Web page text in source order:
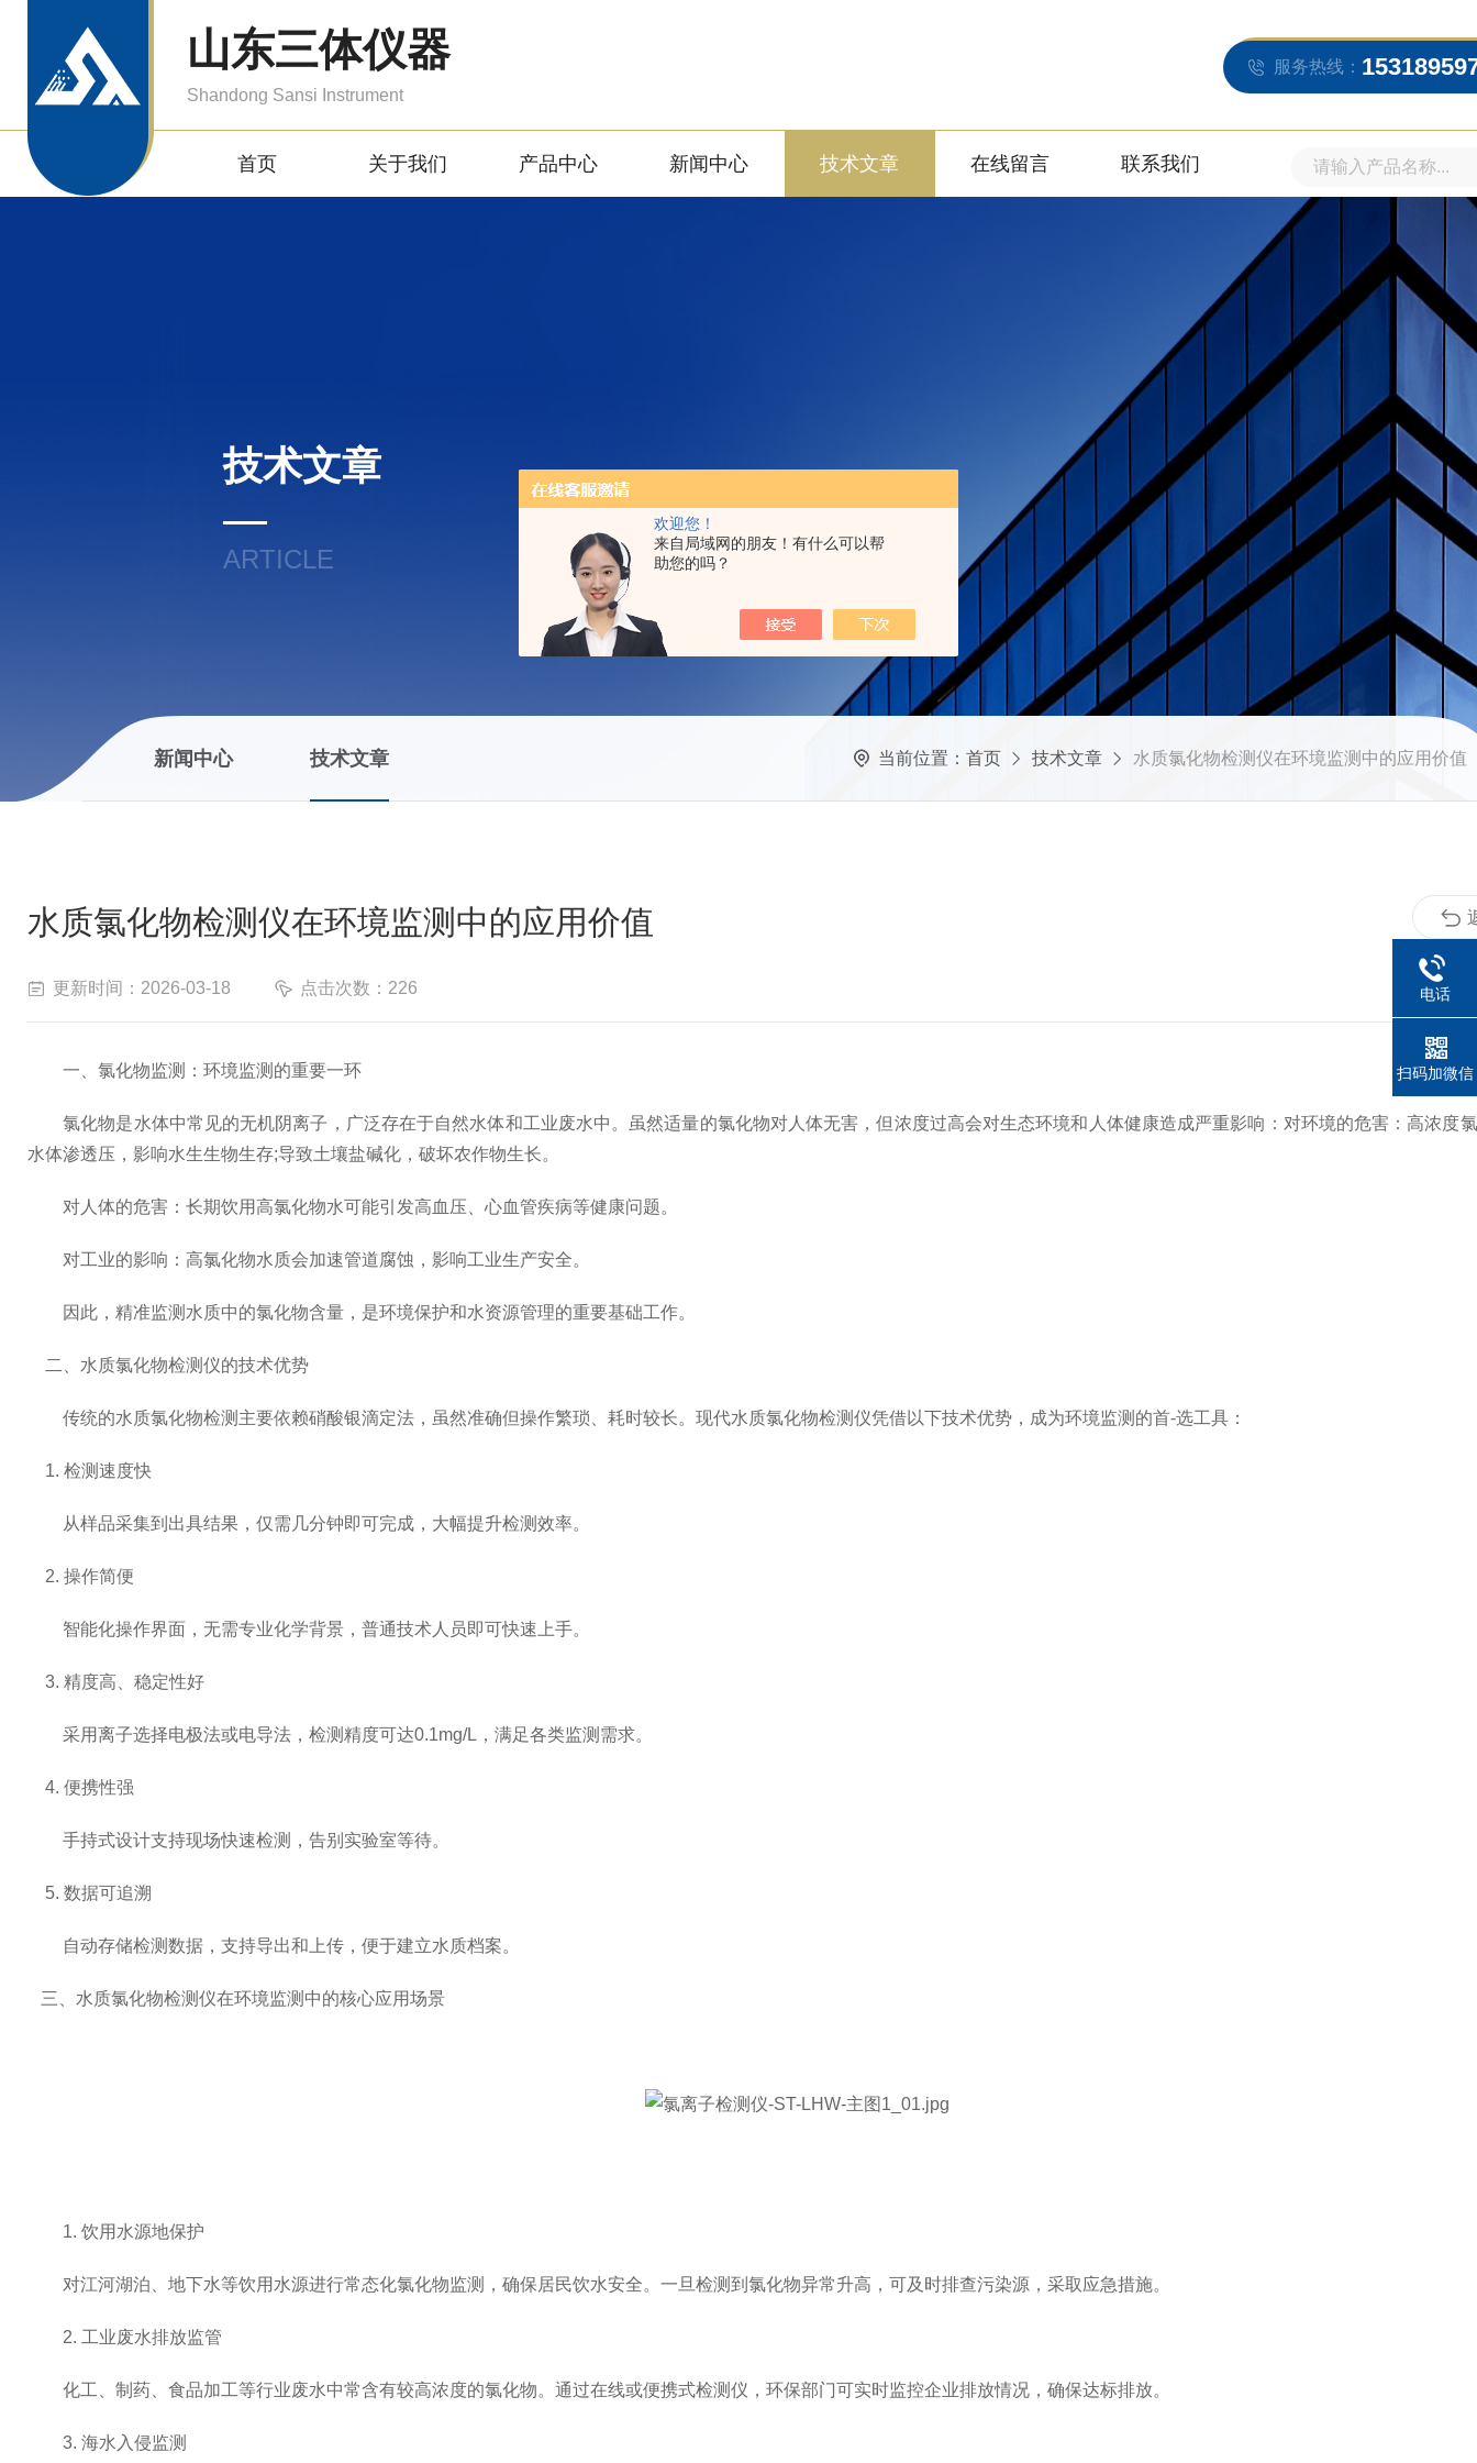
欢迎您！
来自局域网的朋友！有什么可以帮
助您的吗？
山东三体仪器
Shandong Sansi Instrument
服务热线：
首页 关于我们 产品中心 新闻中心 技术文章 在线留言 联系我们
技术文章
ARTICLE
新闻中心 技术文章 当前位置： 首页 技术文章 水质氯化物检测仪在环境监测中的应用价值
水质氯化物检测仪在环境监测中的应用价值
更新时间：2026-03-18 点击次数：226
一、氯化物监测：环境监测的重要一环
氯化物是水体中常见的无机阴离子，广泛存在于自然水体和工业废水中。虽然适量的氯化物对人体无害，但浓度过高会对生态环境和人体健康造成严重影响：对环境的危害：高浓度
水体渗透压，影响水生生物生存;导致土壤盐碱化，破坏农作物生长。
对人体的危害：长期饮用高氯化物水可能引发高血压、心血管疾病等健康问题。
对工业的影响：高氯化物水质会加速管道腐蚀，影响工业生产安全。
因此，精准监测水质中的氯化物含量，是环境保护和水资源管理的重要基础工作。
二、水质氯化物检测仪的技术优势
传统的水质氯化物检测主要依赖硝酸银滴定法，虽然准确但操作繁琐、耗时较长。现代水质氯化物检测仪凭借以下技术优势，成为环境监测的首-选工具：
1. 检测速度快
从样品采集到出具结果，仅需几分钟即可完成，大幅提升检测效率。
2. 操作简便
智能化操作界面，无需专业化学背景，普通技术人员即可快速上手。
3. 精度高、稳定性好
采用离子选择电极法或电导法，检测精度可达0.1mg/L，满足各类监测需求。
4. 便携性强
手持式设计支持现场快速检测，告别实验室等待。
5. 数据可追溯
自动存储检测数据，支持导出和上传，便于建立水质档案。
三、水质氯化物检测仪在环境监测中的核心应用场景
1. 饮用水源地保护
对江河湖泊、地下水等饮用水源进行常态化氯化物监测，确保居民饮水安全。一旦检测到氯化物异常升高，可及时排查污染源，采取应急措施。
2. 工业废水排放监管
化工、制药、食品加工等行业废水中常含有较高浓度的氯化物。通过在线或便携式检测仪，环保部门可实时监控企业排放情况，确保达标排放。
3. 海水入侵监测
电话
扫码加微信